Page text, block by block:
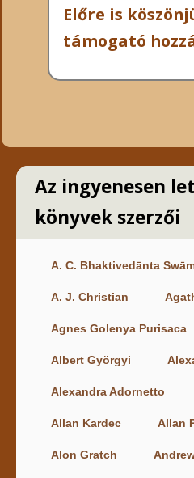
Előre is
támogató
Az ingyenesen
könyvek szerzői
A. C. Bhaktivedānta
A. J. Christian
Agnes Golenya Purisaca
Albert Györgyi
Alexandra Adornetto
Allan Kardec Allan
Alon Gratch